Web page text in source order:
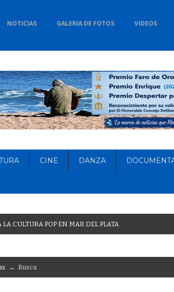
NOTICIAS GALERIA DE FOTOS VIDEOS
CINE DANZA
LA CULTURA POP EN MAR DEL PLATA
→ Busca